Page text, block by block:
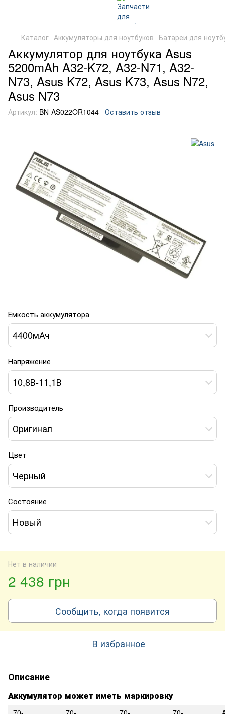
Каталог Аккумуляторы для ноутбуков Батареи для
Аккумулятор для ноутбука Asus
5200mAh A32-K72, A32-N71, A32-
N73, Asus K72, Asus K73, Asus N72,
Asus N73
Артикул: BN-AS022OR1044 Оставить отзыв
Емкость аккумулятора
4400мАч
Напряжение
10,8В-11,1В
Производитель
Оригинал
Цвет
Черный
Состояние
Новый
Нет в наличии
2 438 грн
Сообщить, когда появится
В избранное
Описание
Аккумулятор может иметь маркировку